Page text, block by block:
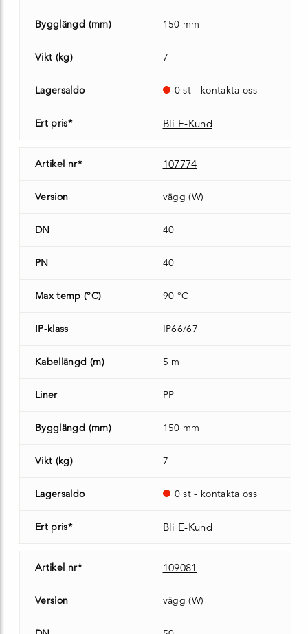
Bygglängd (mm) 150 mm
Vikt (kg) 7
Lagersaldo 0 st - kontakta oss
Ert pris* Bli E-Kund
Artikel nr* 107774
Version vägg (W)
DN 40
PN 40
Max temp (°C) 90 °C
IP-klass IP66/67
Kabellängd (m) 5 m
Liner PP
Bygglängd (mm) 150 mm
Vikt (kg) 7
Lagersaldo 0 st - kontakta oss
Ert pris* Bli E-Kund
Artikel nr* 109081
Version vägg (W)